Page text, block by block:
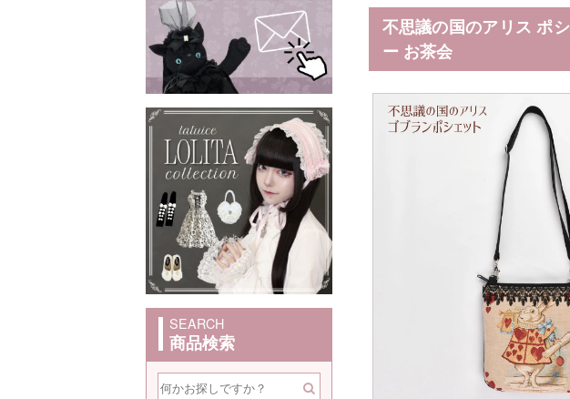
不思議の国のアリス ポ
ー お茶会
SEARCH
商品検索